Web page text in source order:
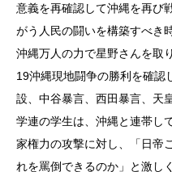
意義を再確認して沖縄を再び
がう人民の闘いを構築すべき
沖縄万人の力で星野さんを取
19沖縄現地闘争の勝利を確認
設、中谷暴言、西田暴言、天
学連の学生は、沖縄と連帯し
家権力の攻撃に対し、「日帝
れを罵倒できるのか」と激し